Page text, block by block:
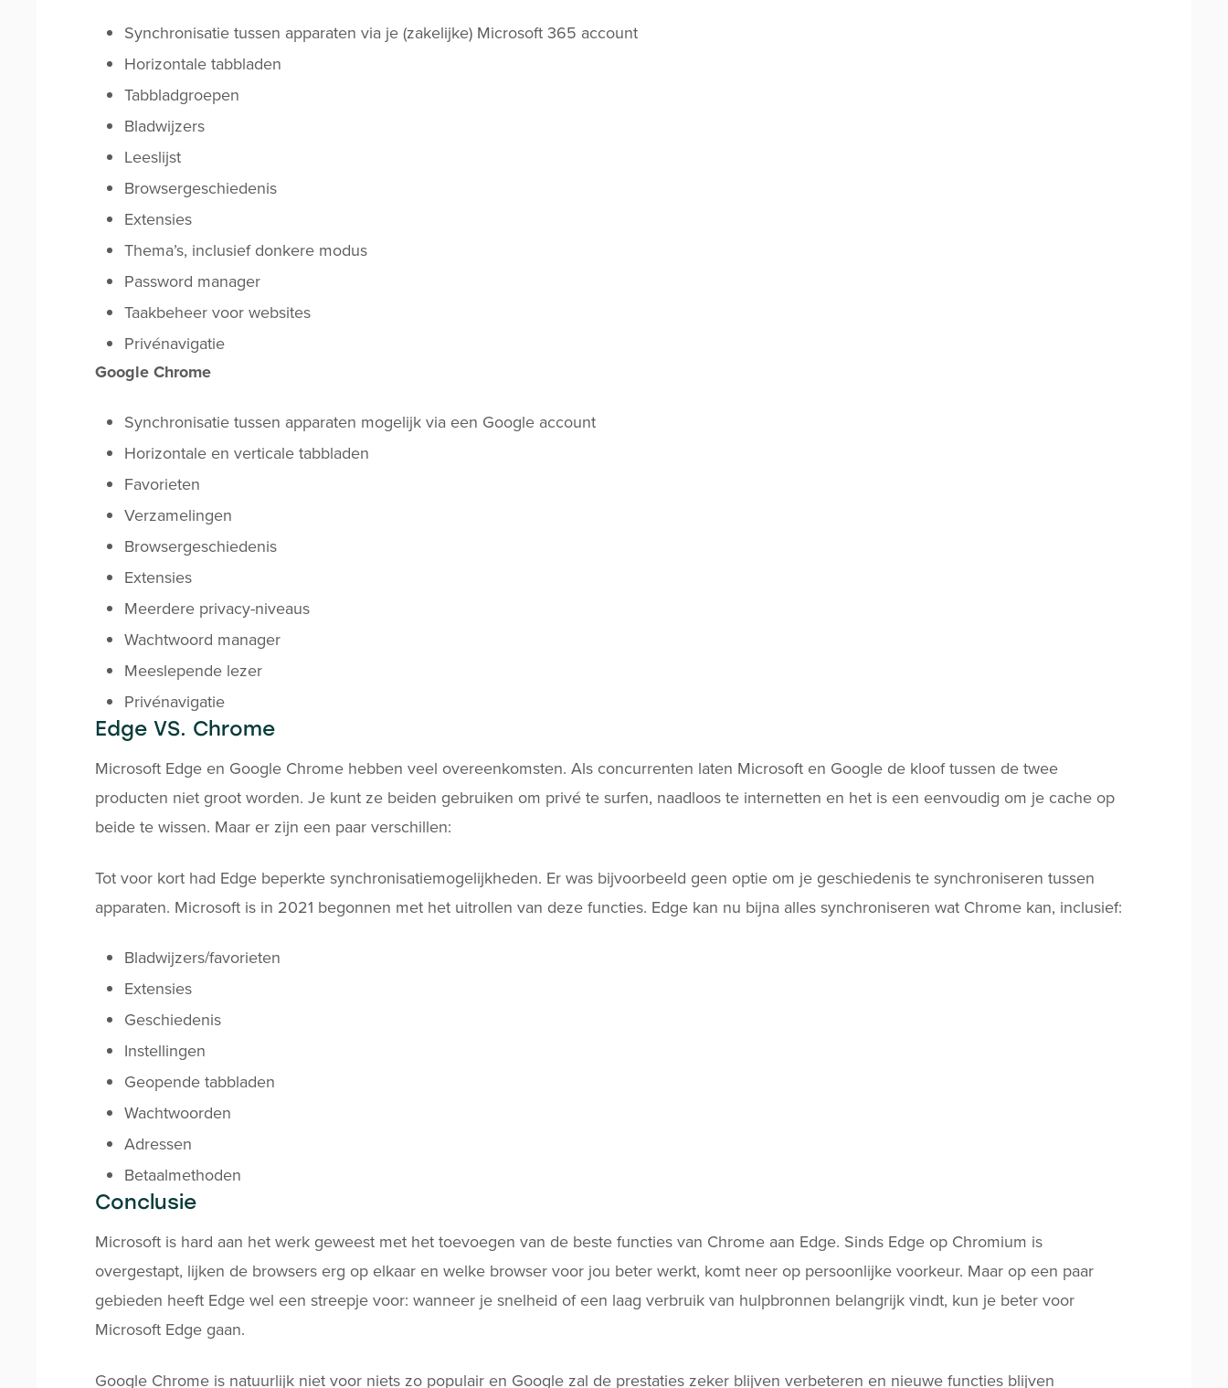
Synchronisatie tussen apparaten via je (zakelijke) Microsoft 365 account
Horizontale tabbladen
Tabbladgroepen
Bladwijzers
Leeslijst
Browsergeschiedenis
Extensies
Thema’s, inclusief donkere modus
Password manager
Taakbeheer voor websites
Privénavigatie
Google Chrome
Synchronisatie tussen apparaten mogelijk via een Google account
Horizontale en verticale tabbladen
Favorieten
Verzamelingen
Browsergeschiedenis
Extensies
Meerdere privacy-niveaus
Wachtwoord manager
Meeslepende lezer
Privénavigatie
Edge VS. Chrome
Microsoft Edge en Google Chrome hebben veel overeenkomsten. Als concurrenten laten Microsoft en Google de kloof tussen de twee
producten niet groot worden. Je kunt ze beiden gebruiken om privé te surfen, naadloos te internetten en het is een eenvoudig om je cache op
beide te wissen. Maar er zijn een paar verschillen:
Tot voor kort had Edge beperkte synchronisatiemogelijkheden. Er was bijvoorbeeld geen optie om je geschiedenis te synchroniseren tussen
apparaten. Microsoft is in 2021 begonnen met het uitrollen van deze functies. Edge kan nu bijna alles synchroniseren wat Chrome kan, inclusief:
Bladwijzers/favorieten
Extensies
Geschiedenis
Instellingen
Geopende tabbladen
Wachtwoorden
Adressen
Betaalmethoden
Conclusie
Microsoft is hard aan het werk geweest met het toevoegen van de beste functies van Chrome aan Edge. Sinds Edge op Chromium is
overgestapt, lijken de browsers erg op elkaar en welke browser voor jou beter werkt, komt neer op persoonlijke voorkeur. Maar op een paar
gebieden heeft Edge wel een streepje voor: wanneer je snelheid of een laag verbruik van hulpbronnen belangrijk vindt, kun je beter voor
Microsoft Edge gaan.
Google Chrome is natuurlijk niet voor niets zo populair en Google zal de prestaties zeker blijven verbeteren en nieuwe functies blijven